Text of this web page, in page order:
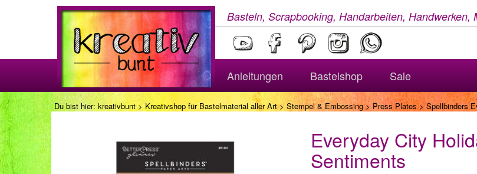
Basteln, Scrapbooking, Handarbeiten, Handwerken,
Anleitungen Bastelshop Sale
Du bist hier: kreativbunt > Kreativshop für Bastelmaterial aller Art> Stempel & Embossing> Press Plates> Spellbinders
Everyday City
Sentiments